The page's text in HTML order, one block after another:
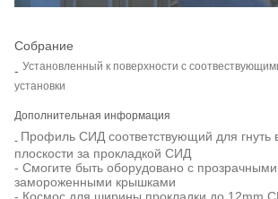
Собрание
- Установленный к поверхности с
установки
Дополнительная информация
- Профиль СИД соответствующий для гнуть
плоскости за прокладкой СИД
- Смогите быть оборудовано с
замороженными крышками